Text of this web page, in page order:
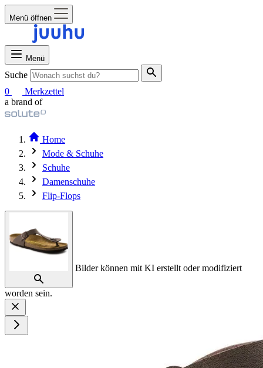
Menü öffnen
Menü
Suche
0
Merkzettel
a brand of
Home
Mode & Schuhe
Schuhe
Damenschuhe
Flip-Flops
Bilder können mit KI erstellt oder modifiziert
worden sein.